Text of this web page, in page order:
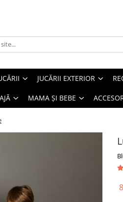
JUCĂRII EXTERIOR
MAMA ȘI BEBE